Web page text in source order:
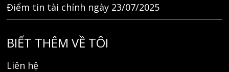
Điểm tin tài chính ngày 23/07/2025
BIẾT THÊM VỀ TÔI
Liên hệ